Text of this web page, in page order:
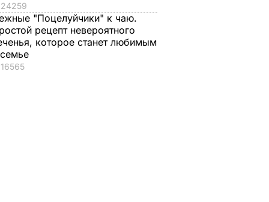
24259
"Поцелуйчики" к чаю.
рецепт невероятного
которое станет любимым
16565